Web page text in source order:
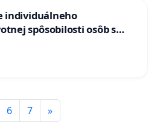
individuálneho
spôsobilosti osôb s
pri prijímaní do
6 7 »